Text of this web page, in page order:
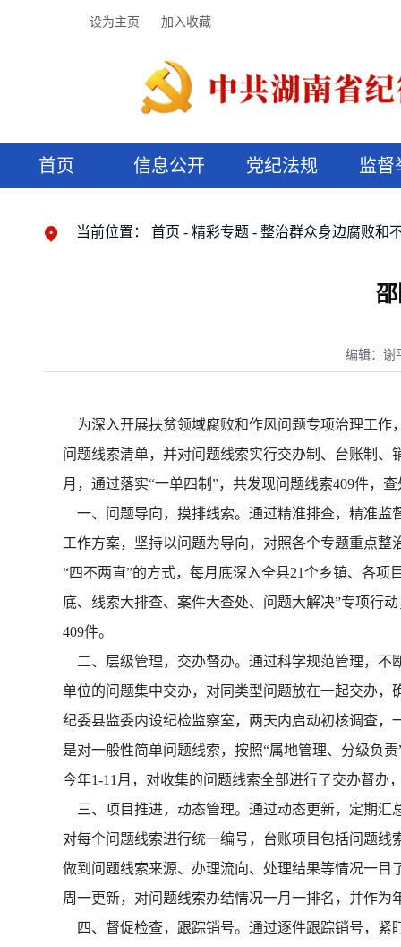
设为主页 加入收藏
首页 信息公开 党纪法规 监督
当前位置： 首页 精彩专题 整治群众身边腐败和
编辑：谢
为深入开展扶贫领域腐败和作风问题专项治理工作
问题线索清单，并对问题线索实行交办制、台账制、
月，通过落实“一单四制”，共发现问题线索409件，
一、问题导向，摸排线索。通过精准排查，精准监
工作方案，坚持以问题为导向，对照各个专题重点
“四不两直”的方式，每月底深入全县21个乡镇、各
底、线索大排查、案件大查处、问题大解决”专项行
409件。
二、层级管理，交办督办。通过科学规范管理，不
单位的问题集中交办，对同类型问题放在一起交办
纪委县监委内设纪检监察室，两天内启动初核调查
是对一般性简单问题线索，按照“属地管理、分级负
今年1-11月，对收集的问题线索全部进行了交办督办
三、项目推进，动态管理。通过动态更新，定期汇
对每个问题线索进行统一编号，台账项目包括问题
做到问题线索来源、办理流向、处理结果等情况一
周一更新，对问题线索办结情况一月一排名，并作
四、督促检查，跟踪销号。通过逐件跟踪销号，紧